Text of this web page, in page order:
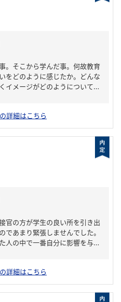
。そこから学んだ事。何故教育
をどのように感じたか。どんな
イメージがどのようについて...
詳細はこちら
官の方が学生の良い所を引き出
であまり緊張しませんでした。
の中で一番自分に影響を与...
詳細はこちら